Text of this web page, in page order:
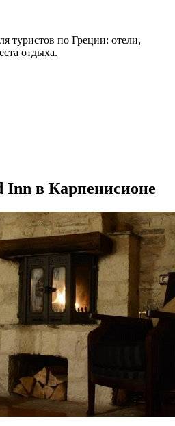
туристов по Греции: отели,
отдыха.
Inn в Карпенисионе